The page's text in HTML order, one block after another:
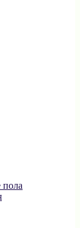
пола